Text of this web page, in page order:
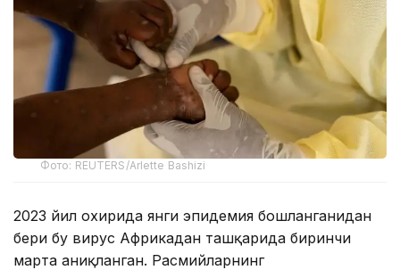
Фото: REUTERS/Arlette Bashizi
2023 йил охирида янги эпидемия бошланганидан
бери бу вирус Африкадан ташқарида биринчи
марта аниқланган. Расмийларнинг